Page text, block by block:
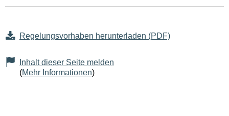
Regelungsvorhaben herunterladen (PDF)
Inhalt dieser Seite melden
(Mehr Informationen)